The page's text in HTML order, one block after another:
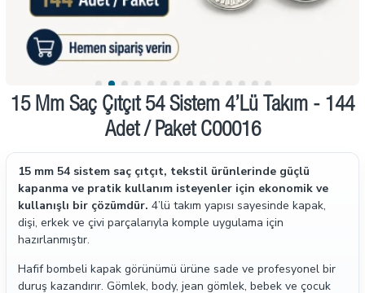
15 Mm Saç Çıtçıt 54 Sistem 4’lü Takım - 144
Adet / Paket C00016
15 mm 54 sistem saç çıtçıt, tekstil ürünlerinde güçlü
kapanma ve pratik kullanım isteyenler için ekonomik ve
kullanışlı bir çözümdür. 4’lü takım yapısı sayesinde kapak,
dişi, erkek ve çivi parçalarıyla komple uygulama için
hazırlanmıştır.
Hafif bombeli kapak görünümü ürüne sade ve profesyonel bir
duruş kazandırır. Gömlek, body, jean gömlek, bebek ve çocuk